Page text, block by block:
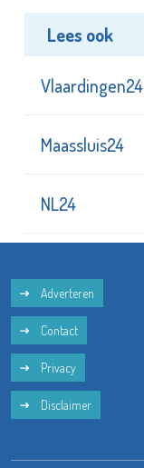
Lees ook
Vlaardingen24
Maassluis24
NL24
Adverteren
Contact
Privacy
Disclaimer